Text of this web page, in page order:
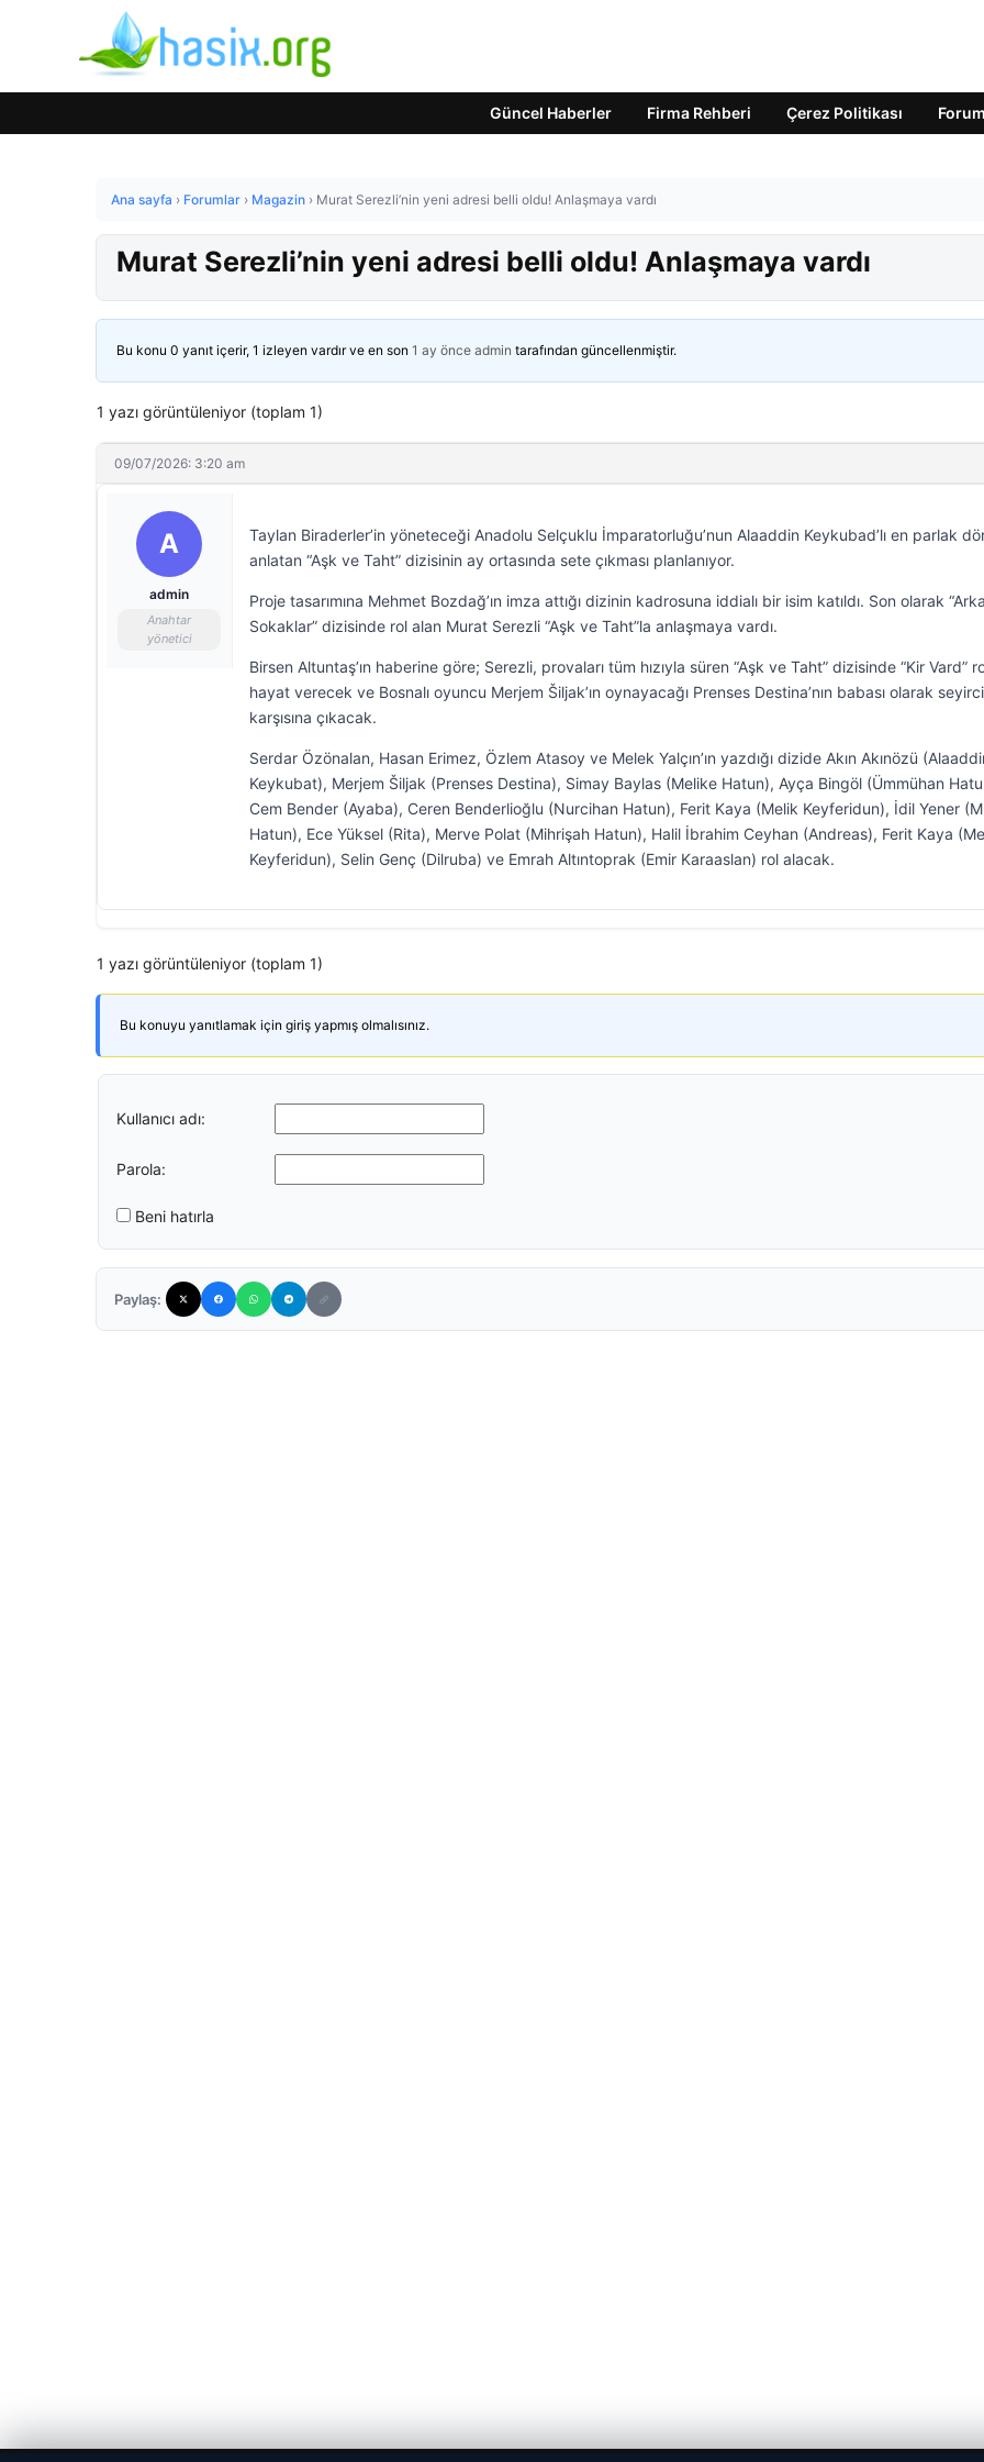
Güncel Haberler Firma Rehberi Çerez Politikası Forum
Ana sayfa › Forumlar › Magazin › Murat Serezli’nin yeni adresi belli oldu! Anlaşmaya vardı
Murat Serezli’nin yeni adresi belli oldu! Anlaşmaya vardı
Bu konu 0 yanıt içerir, 1 izleyen vardır ve en son 1 ay önce admin tarafından güncellenmiştir.
1 yazı görüntüleniyor (toplam 1)
09/07/2026: 3:20 am
A
admin
Anahtar
yönetici
Taylan Biraderler’in yöneteceği Anadolu Selçuklu İmparatorluğu’nun Alaaddin Keykubad’lı en parlak
anlatan “Aşk ve Taht” dizisinin ay ortasında sete çıkması planlanıyor.
Proje tasarımına Mehmet Bozdağ’ın imza attığı dizinin kadrosuna iddialı bir isim katıldı. Son olarak “Arka
Sokaklar” dizisinde rol alan Murat Serezli “Aşk ve Taht”la anlaşmaya vardı.
Birsen Altuntaş’ın haberine göre; Serezli, provaları tüm hızıyla süren “Aşk ve Taht” dizisinde “Kir Vard”
hayat verecek ve Bosnalı oyuncu Merjem Šiljak’ın oynayacağı Prenses Destina’nın babası olarak seyirci
karşısına çıkacak.
Serdar Özönalan, Hasan Erimez, Özlem Atasoy ve Melek Yalçın’ın yazdığı dizide Akın Akınözü
Keykubat), Merjem Šiljak (Prenses Destina), Simay Baylas (Melike Hatun), Ayça Bingöl (Ümmühan
Cem Bender (Ayaba), Ceren Benderlioğlu (Nurcihan Hatun), Ferit Kaya (Melik Keyferidun), İdil Yener
Hatun), Ece Yüksel (Rita), Merve Polat (Mihrişah Hatun), Halil İbrahim Ceyhan (Andreas), Ferit Kaya
Keyferidun), Selin Genç (Dilruba) ve Emrah Altıntoprak (Emir Karaaslan) rol alacak.
1 yazı görüntüleniyor (toplam 1)
Bu konuyu yanıtlamak için giriş yapmış olmalısınız.
Kullanıcı adı:
Parola:
Beni hatırla
Paylaş: